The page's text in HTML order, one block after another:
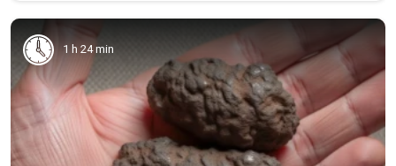
1 h 24 min